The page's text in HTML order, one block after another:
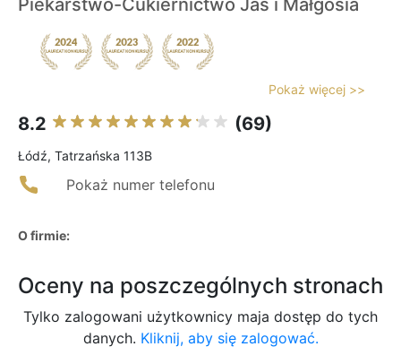
Piekarstwo-Cukiernictwo Jaś i Małgosia
Pokaż więcej >>
8.2 (69)
Łódź, Tatrzańska 113B
Pokaż numer telefonu
O firmie:
Oceny na poszczególnych stronach
Tylko zalogowani użytkownicy maja dostęp do tych
danych. Kliknij, aby się zalogować.